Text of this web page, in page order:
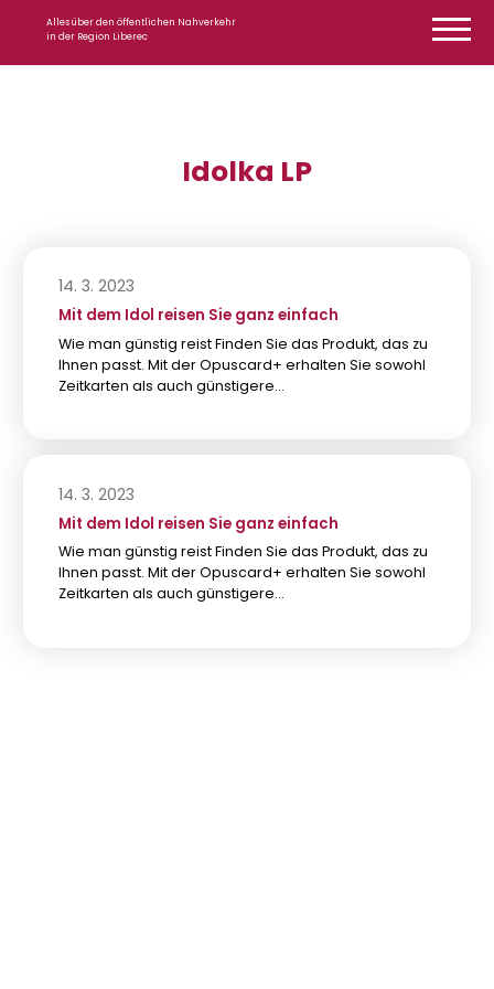
Alles über den öffentlichen Nahverkehr
in der Region Liberec
Idolka LP
14. 3. 2023
Mit dem Idol reisen Sie ganz einfach
Wie man günstig reist Finden Sie das Produkt, das zu
Ihnen passt. Mit der Opuscard+ erhalten Sie sowohl
Zeitkarten als auch günstigere…
14. 3. 2023
Mit dem Idol reisen Sie ganz einfach
Wie man günstig reist Finden Sie das Produkt, das zu
Ihnen passt. Mit der Opuscard+ erhalten Sie sowohl
Zeitkarten als auch günstigere…